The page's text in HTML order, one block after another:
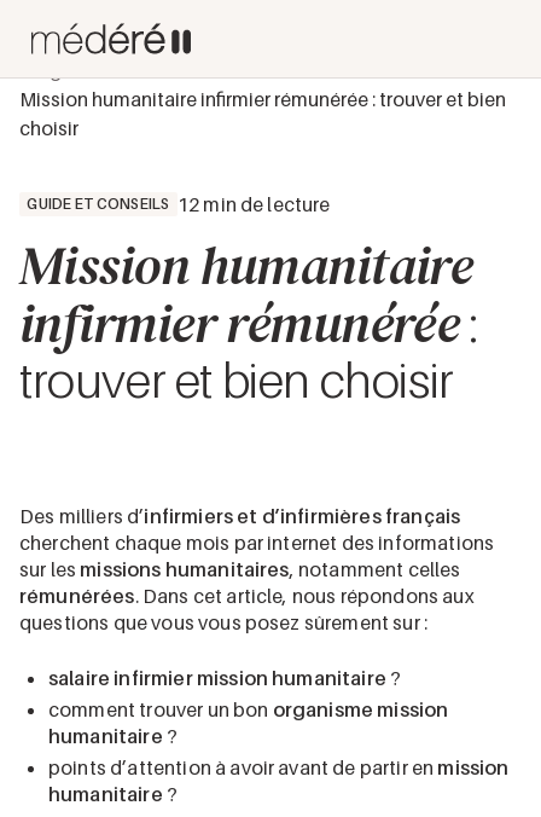
Mission humanitaire infirmier rémunérée : trouver et bien
choisir
GUIDE ET CONSEILS 12 min de lecture
Mission humanitaire
infirmier rémunérée:
trouver et bien choisir
Des milliers d’infirmiers et d’infirmières français
cherchent chaque mois par internet des informations
sur les missions humanitaires, notamment celles
rémunérées. Dans cet article, nous répondons aux
questions que vous vous posez sûrement sur :
salaire infirmier mission humanitaire ?
comment trouver un bon organisme mission
humanitaire ?
points d’attention à avoir avant de partir en mission
humanitaire ?